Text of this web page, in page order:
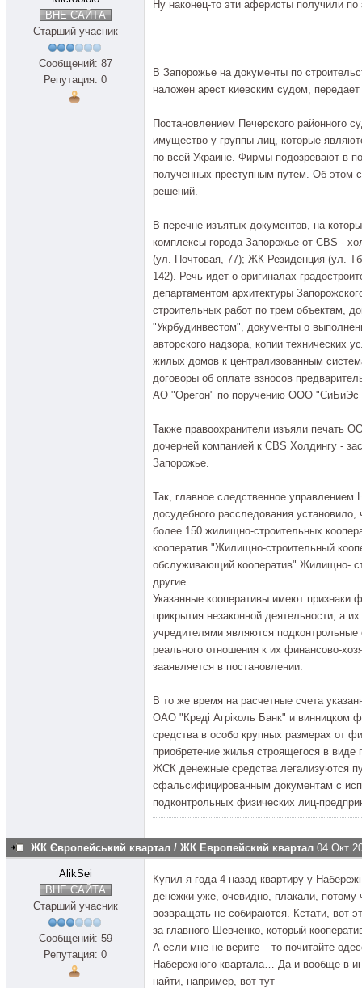
ВНЕ САЙТА
Старший учасник
Сообщений: 87
Репутация: 0
Ну наконец-то эти аферисты получили по
В Запорожье на документы по
наложен арест киевским судом,
Постановлением Печерского районного
имущество у группы лиц, которые
по всей Украине. Фирмы подозревают в
полученных преступным путем. Об этом
решений.
В перечне изъятых документов, на
комплексы города Запорожье от CBS -
(ул. Почтовая, 77); ЖК Резиденция (ул.
142). Речь идет о оригиналах
департаментом архитектуры
строительных работ по трем объектам,
"Укрбудинвестом", документы о
авторского надзора, копии технических
жилых домов к централизованным
договоры об оплате взносов
АО "Орегон" по поручению ООО "СиБиЭс
Также правоохранители изъяли печать
дочерней компанией к CBS Холдингу -
Запорожье.
Так, главное следственное
досудебного расследования
более 150 жилищно-строительных
кооператив "Жилищно-строительный
обслуживающий кооператив" Жилищно-
другие.
Указанные кооперативы имеют признаки
прикрытия незаконной деятельности, а
учредителями являются
реального отношения к их финансово-
зааявляется в постановлении.
В то же время на расчетные счета
ОАО "Кредi Агрiколь Банк" и винницком
средства в особо крупных размерах от
приобретение жилья строящегося в
ЖСК денежные средства легализуются
сфальсифицированным документам с
подконтрольных физических лиц-
ЖК Європейський квартал / ЖК Европейский квартал 04 Окт
AlikSei
ВНЕ САЙТА
Старший учасник
Сообщений: 59
Репутация: 0
Купил я года 4 назад квартиру у
денежки уже, очевидно, плакали, потому
возвращать не собираются. Кстати, вот
за главного Шевченко, который
А если мне не верите – то почитайте
Набережного квартала… Да и вообще в
найти, например, вот тут